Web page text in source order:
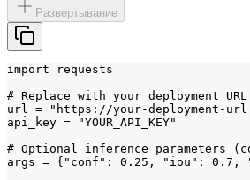
Развертывание
import requests
# Replace with your deployment
url = "https://your-deployment-
api_key = "YOUR_API_KEY"
# Optional inference parameters
args = {"conf": 0.25, "iou": 0.7,